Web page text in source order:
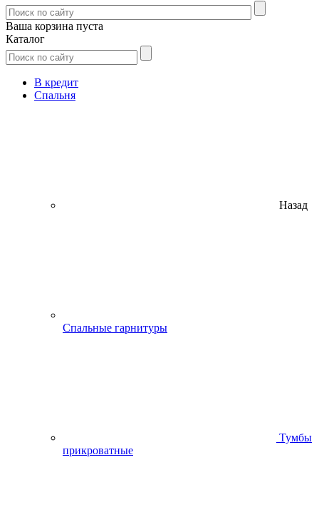
Ваша корзина пуста
Каталог
В кредит
Спальня
Назад
Спальные гарнитуры
Тумбы
прикроватные